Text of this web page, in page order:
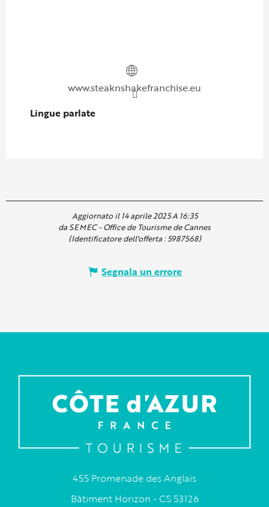
www.steaknshakefranchise.eu
Lingue parlate
Lingue parlate
Aggiornato il 14 aprile 2025 A 16:35
da SEMEC - Office de Tourisme de Cannes
(Identificatore dell'offerta :5987568)
Segnala un errore
455 Promenade des Anglais
Bâtiment Horizon - CS 53126